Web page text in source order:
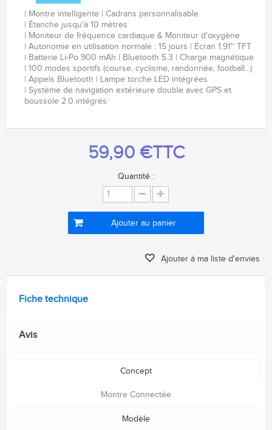
Montre intelligente
Cadrans personnalisable
Étanche jusqu'à 10 mètres
Moniteur de fréquence cardiaque & Moniteur d'oxygène
Autonomie en utilisation normale : 15 jours
Écran 1.91'' TFT
Batterie Li-Po 900 mAh
Bluetooth 5.3
Charge magnétique
100 modes sportifs (course, cyclisme, randonnée, football...)
Appels Bluetooth
Lampe torche LED intégrées
Système de navigation extérieure double avec GPS et
boussole 2.0 intégrés
59,90 €TTC
Quantité :
Ajouter au panier
Ajouter à ma liste d'envies
Fiche technique
Avis
Concept
Montre Connectée
Modèle